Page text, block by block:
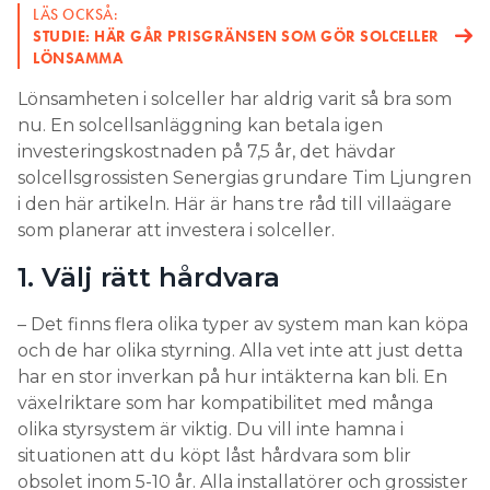
mer än en dryg timme sedan han inledde arbetet.
Det har
en
timme.
Allt är
klart
och
Foto:
Lars-
LÄS OCKSÅ:
STUDIE: HÄR GÅR PRISGRÄNSEN SOM GÖR SOLCELLER
LÖNSAMMA
Lönsamheten i solceller har aldrig varit så bra som
nu. En solcellsanläggning kan betala igen
investeringskostnaden på 7,5 år, det hävdar
solcellsgrossisten Senergias grundare Tim Ljungren
i den här artikeln. Här är hans tre råd till villaägare
som planerar att investera i solceller.
1. Välj rätt hårdvara
– Det finns flera olika typer av system man kan köpa
och de har olika styrning. Alla vet inte att just detta
har en stor inverkan på hur intäkterna kan bli. En
växelriktare som har kompatibilitet med många
olika styrsystem är viktig. Du vill inte hamna i
situationen att du köpt låst hårdvara som blir
obsolet inom 5-10 år. Alla installatörer och grossister